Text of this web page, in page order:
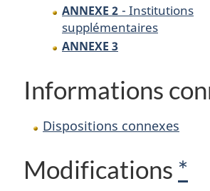
ANNEXE 2 - Institutions
supplémentaires
ANNEXE 3
Informations
Dispositions connexes
Modifications *